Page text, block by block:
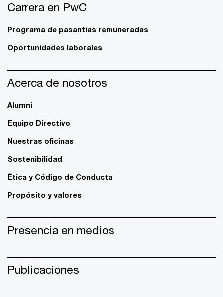
Carrera en PwC
Programa de pasantías remuneradas
Oportunidades laborales
Acerca de nosotros
Alumni
Equipo Directivo
Nuestras oficinas
Sostenibilidad
Ética y Código de Conducta
Propósito y valores
Presencia en medios
Publicaciones